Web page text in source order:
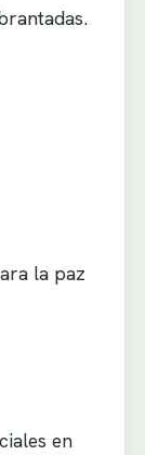
la paz
en